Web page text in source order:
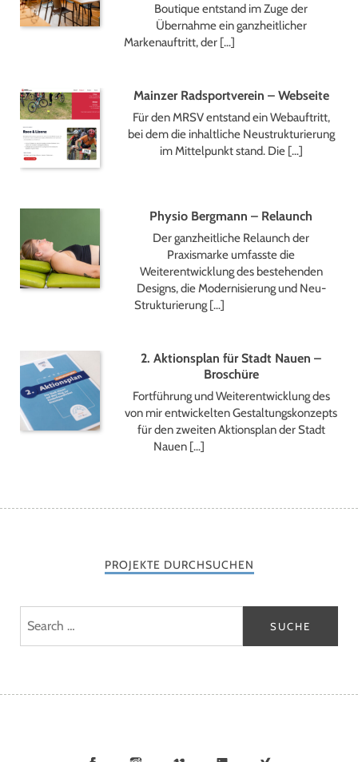
Boutique entstand im Zuge der
Übernahme ein ganzheitlicher
Markenauftritt, der […]
Mainzer Radsportverein – Webseite
Für den MRSV entstand ein Webauftritt,
bei dem die inhaltliche Neustrukturierung
im Mittelpunkt stand. Die […]
Physio Bergmann – Relaunch
Der ganzheitliche Relaunch der
Praxismarke umfasste die
Weiterentwicklung des bestehenden
Designs, die Modernisierung und Neu-
Strukturierung […]
2. Aktionsplan für Stadt Nauen –
Broschüre
Fortführung und Weiterentwicklung des
von mir entwickelten Gestaltungskonzepts
für den zweiten Aktionsplan der Stadt
Nauen […]
PROJEKTE DURCHSUCHEN